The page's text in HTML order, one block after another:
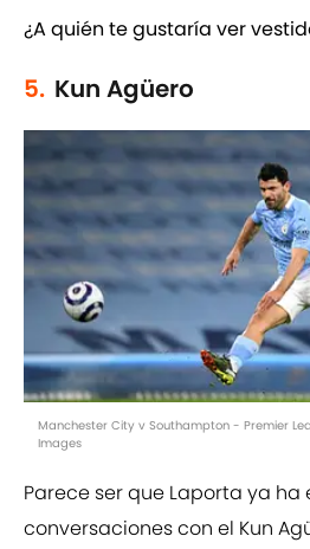
¿A quién te gustaría ver
5. Kun Agüero
Manchester City v Southampton - Premier
Images
Parece ser que Laporta ya
conversaciones con el Kun